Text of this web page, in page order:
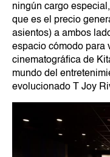
ningún cargo
que es el precio
asientos) a ambos
espacio cómodo para
cinematográfica de
mundo del
evolucionado T Joy